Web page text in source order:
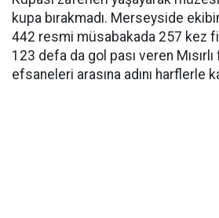
kupa bırakmadı. Merseyside
442 resmi müsabakada 257 kez
123 defa da gol pası veren
efsaneleri arasına adını harflerle